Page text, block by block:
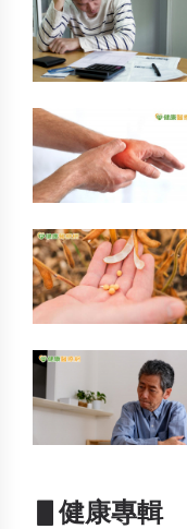
▋健康專輯